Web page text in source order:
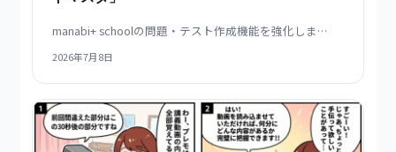
受講管理 学習効果向上 製品ブログ 資格講座
+schoolの問題・テスト作成機能を大幅リニュ
問題と、配点・得点で合否判定できる「テス
トマスタ」